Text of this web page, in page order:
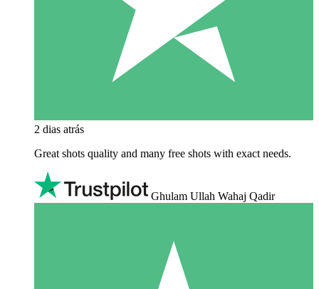
2 dias atrás
Great shots quality and many free shots with exact needs.
Ghulam Ullah Wahaj Qadir